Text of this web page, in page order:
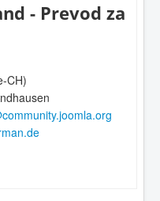
- Prevod za
CH)